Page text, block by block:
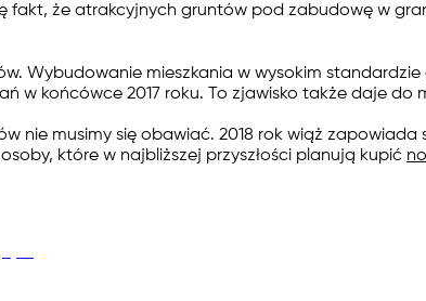
że atrakcyjnych gruntów pod zabudowę w
Wybudowanie mieszkania w wysokim
w końcówce 2017 roku. To zjawisko także daje
nie musimy się obawiać. 2018 rok wiąż
które w najbliższej przyszłości planują kupić